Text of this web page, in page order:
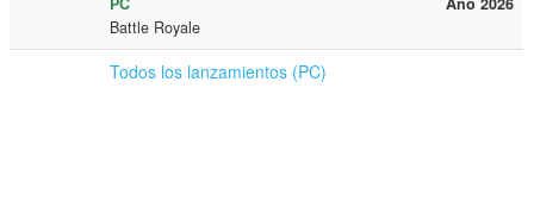
Battle Royale
Todos los lanzamientos (PC)